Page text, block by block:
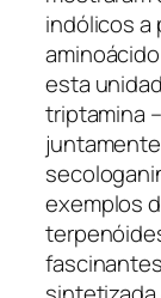
indólicos a
esta
triptamina
exemplos